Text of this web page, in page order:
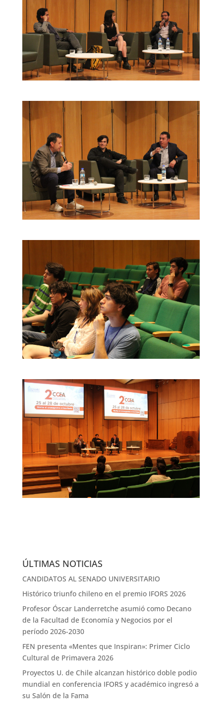
ÚLTIMAS NOTICIAS
CANDIDATOS AL SENADO UNIVERSITARIO
Histórico triunfo chileno en el premio IFORS 2026
Profesor Óscar Landerretche asumió como Decano
de la Facultad de Economía y Negocios por el
período 2026-2030
FEN presenta «Mentes que Inspiran»: Primer Ciclo
Cultural de Primavera 2026
Proyectos U. de Chile alcanzan histórico doble podio
mundial en conferencia IFORS y académico ingresó a
su Salón de la Fama